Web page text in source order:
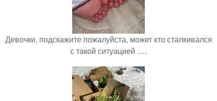
Девочки, подскажите пожалуйста, может кто сталкивался
с такой ситуацией ….